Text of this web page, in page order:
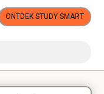
ONTDEK STUDY SMART